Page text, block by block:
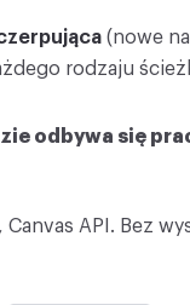
(nowe
rodzaju
odbywa się
API. Bez